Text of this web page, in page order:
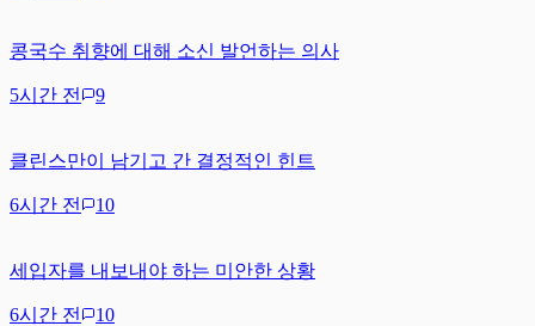
콩국수 취향에 대해 소신 발언하는 의사
5시간 전 9
클린스만이 남기고 간 결정적인 힌트
6시간 전 10
세입자를 내보내야 하는 미안한 상황
6시간 전 10